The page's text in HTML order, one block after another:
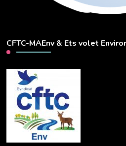
CFTC-MAEnv & Ets volet